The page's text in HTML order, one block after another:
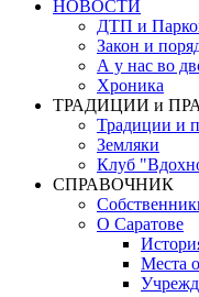
НОВОСТИ
ДТП и
Закон и
А у нас во
Хроника
ТРАДИЦИИ и
Традиции и
Земляки
Клуб
СПРАВОЧНИК
О Саратове
Места